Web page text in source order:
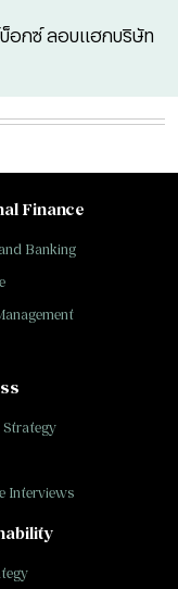
อกซ์ ลอบแฮกบริษัท
Finance
Banking
Strategy
Interviews